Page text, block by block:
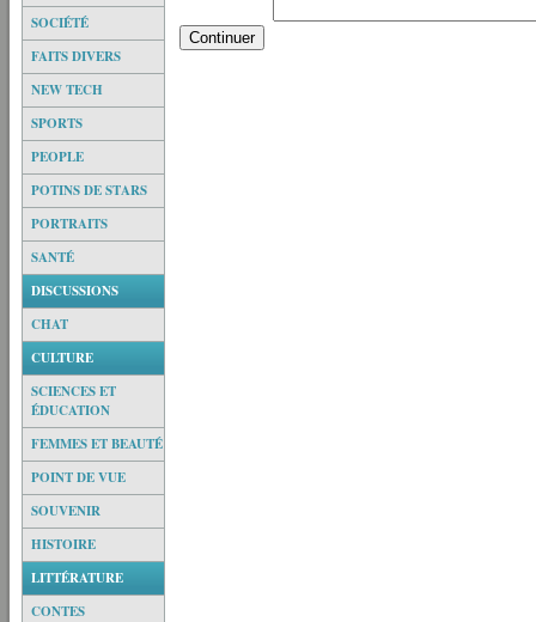
SOCIÉTÉ
FAITS DIVERS
NEW TECH
SPORTS
PEOPLE
POTINS DE STARS
PORTRAITS
SANTÉ
DISCUSSIONS
CHAT
CULTURE
SCIENCES ET
ÉDUCATION
FEMMES ET BEAUTÉ
POINT DE VUE
SOUVENIR
HISTOIRE
LITTÉRATURE
CONTES